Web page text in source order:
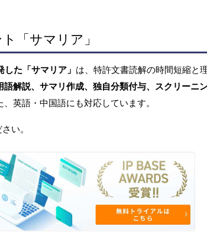
「サマリア」
た「サマリア」 は、特許文書読解の時間短縮と
語解説、サマリ作成、独自分類付与、スクリーニ
英語・中国語にも対応しています。
い。